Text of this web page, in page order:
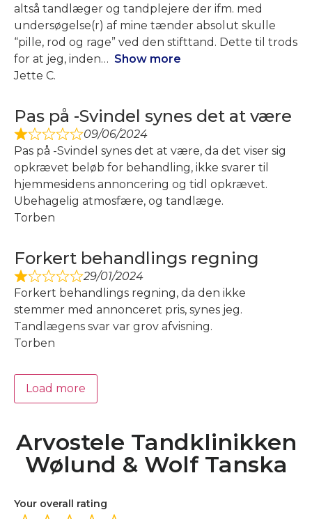
altså tandlæger og tandplejere der ifm. med
undersøgelse(r) af mine tænder absolut skulle
“pille, rod og rage” ved den stifttand. Dette til trods
for at jeg, inden
Show more
Jette C.
Pas på -Svindel synes det at være
09/06/2024
Pas på -Svindel synes det at være, da det viser sig
opkrævet beløb for behandling, ikke svarer til
hjemmesidens annoncering og tidl opkrævet.
Ubehagelig atmosfære, og tandlæge.
Torben
Forkert behandlings regning
29/01/2024
Forkert behandlings regning, da den ikke
stemmer med annonceret pris, synes jeg.
Tandlægens svar var grov afvisning.
Torben
Load more
Arvostele Tandklinikken
Wølund & Wolf Tanska
Your overall rating